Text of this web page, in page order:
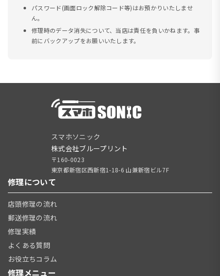
パスワード(画面ロック解除コード等)はお預かりいたしませ
ん。
修理時のデータ消失について、当店は責任を負いかねます。事
前にバックアップをお願いいたします。
スマホソニック
株式会社ブループリント
〒160-0023
東京都新宿区西新宿1-18-6 山兼新宿ビル7F
修理について
店頭修理の流れ
郵送修理の流れ
修理実績
よくある質問
お役立ちコラム
修理メニュー